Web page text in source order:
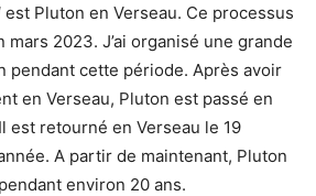
est Pluton en Verseau. Ce processus
mars 2023. J’ai organisé une grande
pendant cette période. Après avoir
en Verseau, Pluton est passé en
est retourné en Verseau le 19
A partir de maintenant, Pluton
environ 20 ans.